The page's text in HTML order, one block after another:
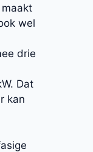
wel
drie
Dat
kan